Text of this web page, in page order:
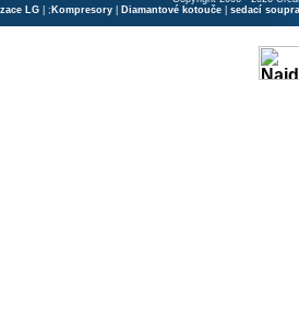
LG | ; Kompresory Diamantové kotouče sedací